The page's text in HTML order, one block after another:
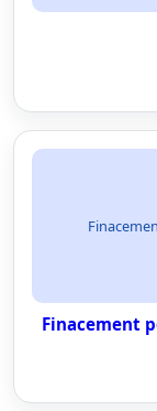
Finacement